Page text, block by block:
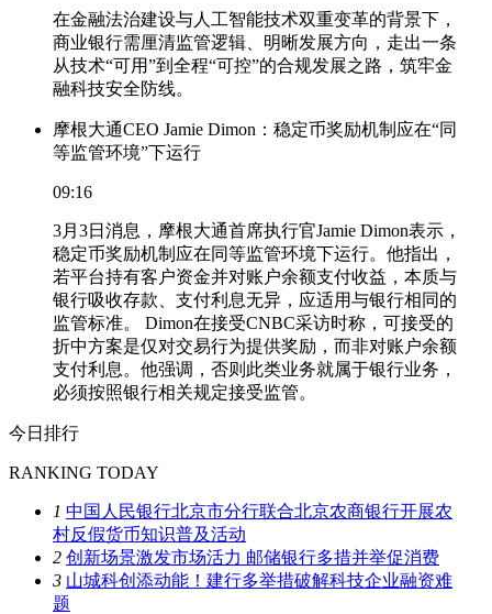
在金融法治建设与人工智能技术双重变革的背景下，
商业银行需厘清监管逻辑、明晰发展方向，走出一条
从技术“可用”到全程“可控”的合规发展之路，筑牢金
融科技安全防线。
摩根大通CEO Jamie Dimon：稳定币奖励机制应在“同
等监管环境”下运行
09:16
3月3日消息，摩根大通首席执行官Jamie Dimon表示，
稳定币奖励机制应在同等监管环境下运行。他指出，
若平台持有客户资金并对账户余额支付收益，本质与
银行吸收存款、支付利息无异，应适用与银行相同的
监管标准。 Dimon在接受CNBC采访时称，可接受的
折中方案是仅对交易行为提供奖励，而非对账户余额
支付利息。他强调，否则此类业务就属于银行业务，
必须按照银行相关规定接受监管。
今日排行
RANKING TODAY
1 中国人民银行北京市分行联合北京农商银行开展农
村反假货币知识普及活动
2 创新场景激发市场活力 邮储银行多措并举促消费
3 山城科创添动能！建行多举措破解科技企业融资难
题